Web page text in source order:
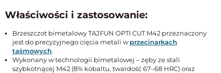
Właściwości i zastosowanie:
Brzeszczot bimetalowy TAJFUN OPTI CUT M42 przeznaczony
jest do precyzyjnego cięcia metali wprzecinarkach
taśmowych.
Wykonany w technologii bimetalowej – zęby ze stali
szybkotnącej M42 (8% kobaltu, twardość 67–68 HRC) oraz